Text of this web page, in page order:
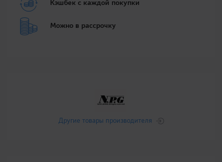
Кэшбек с каждой покупки
Можно в рассрочку
Другие товары производителя